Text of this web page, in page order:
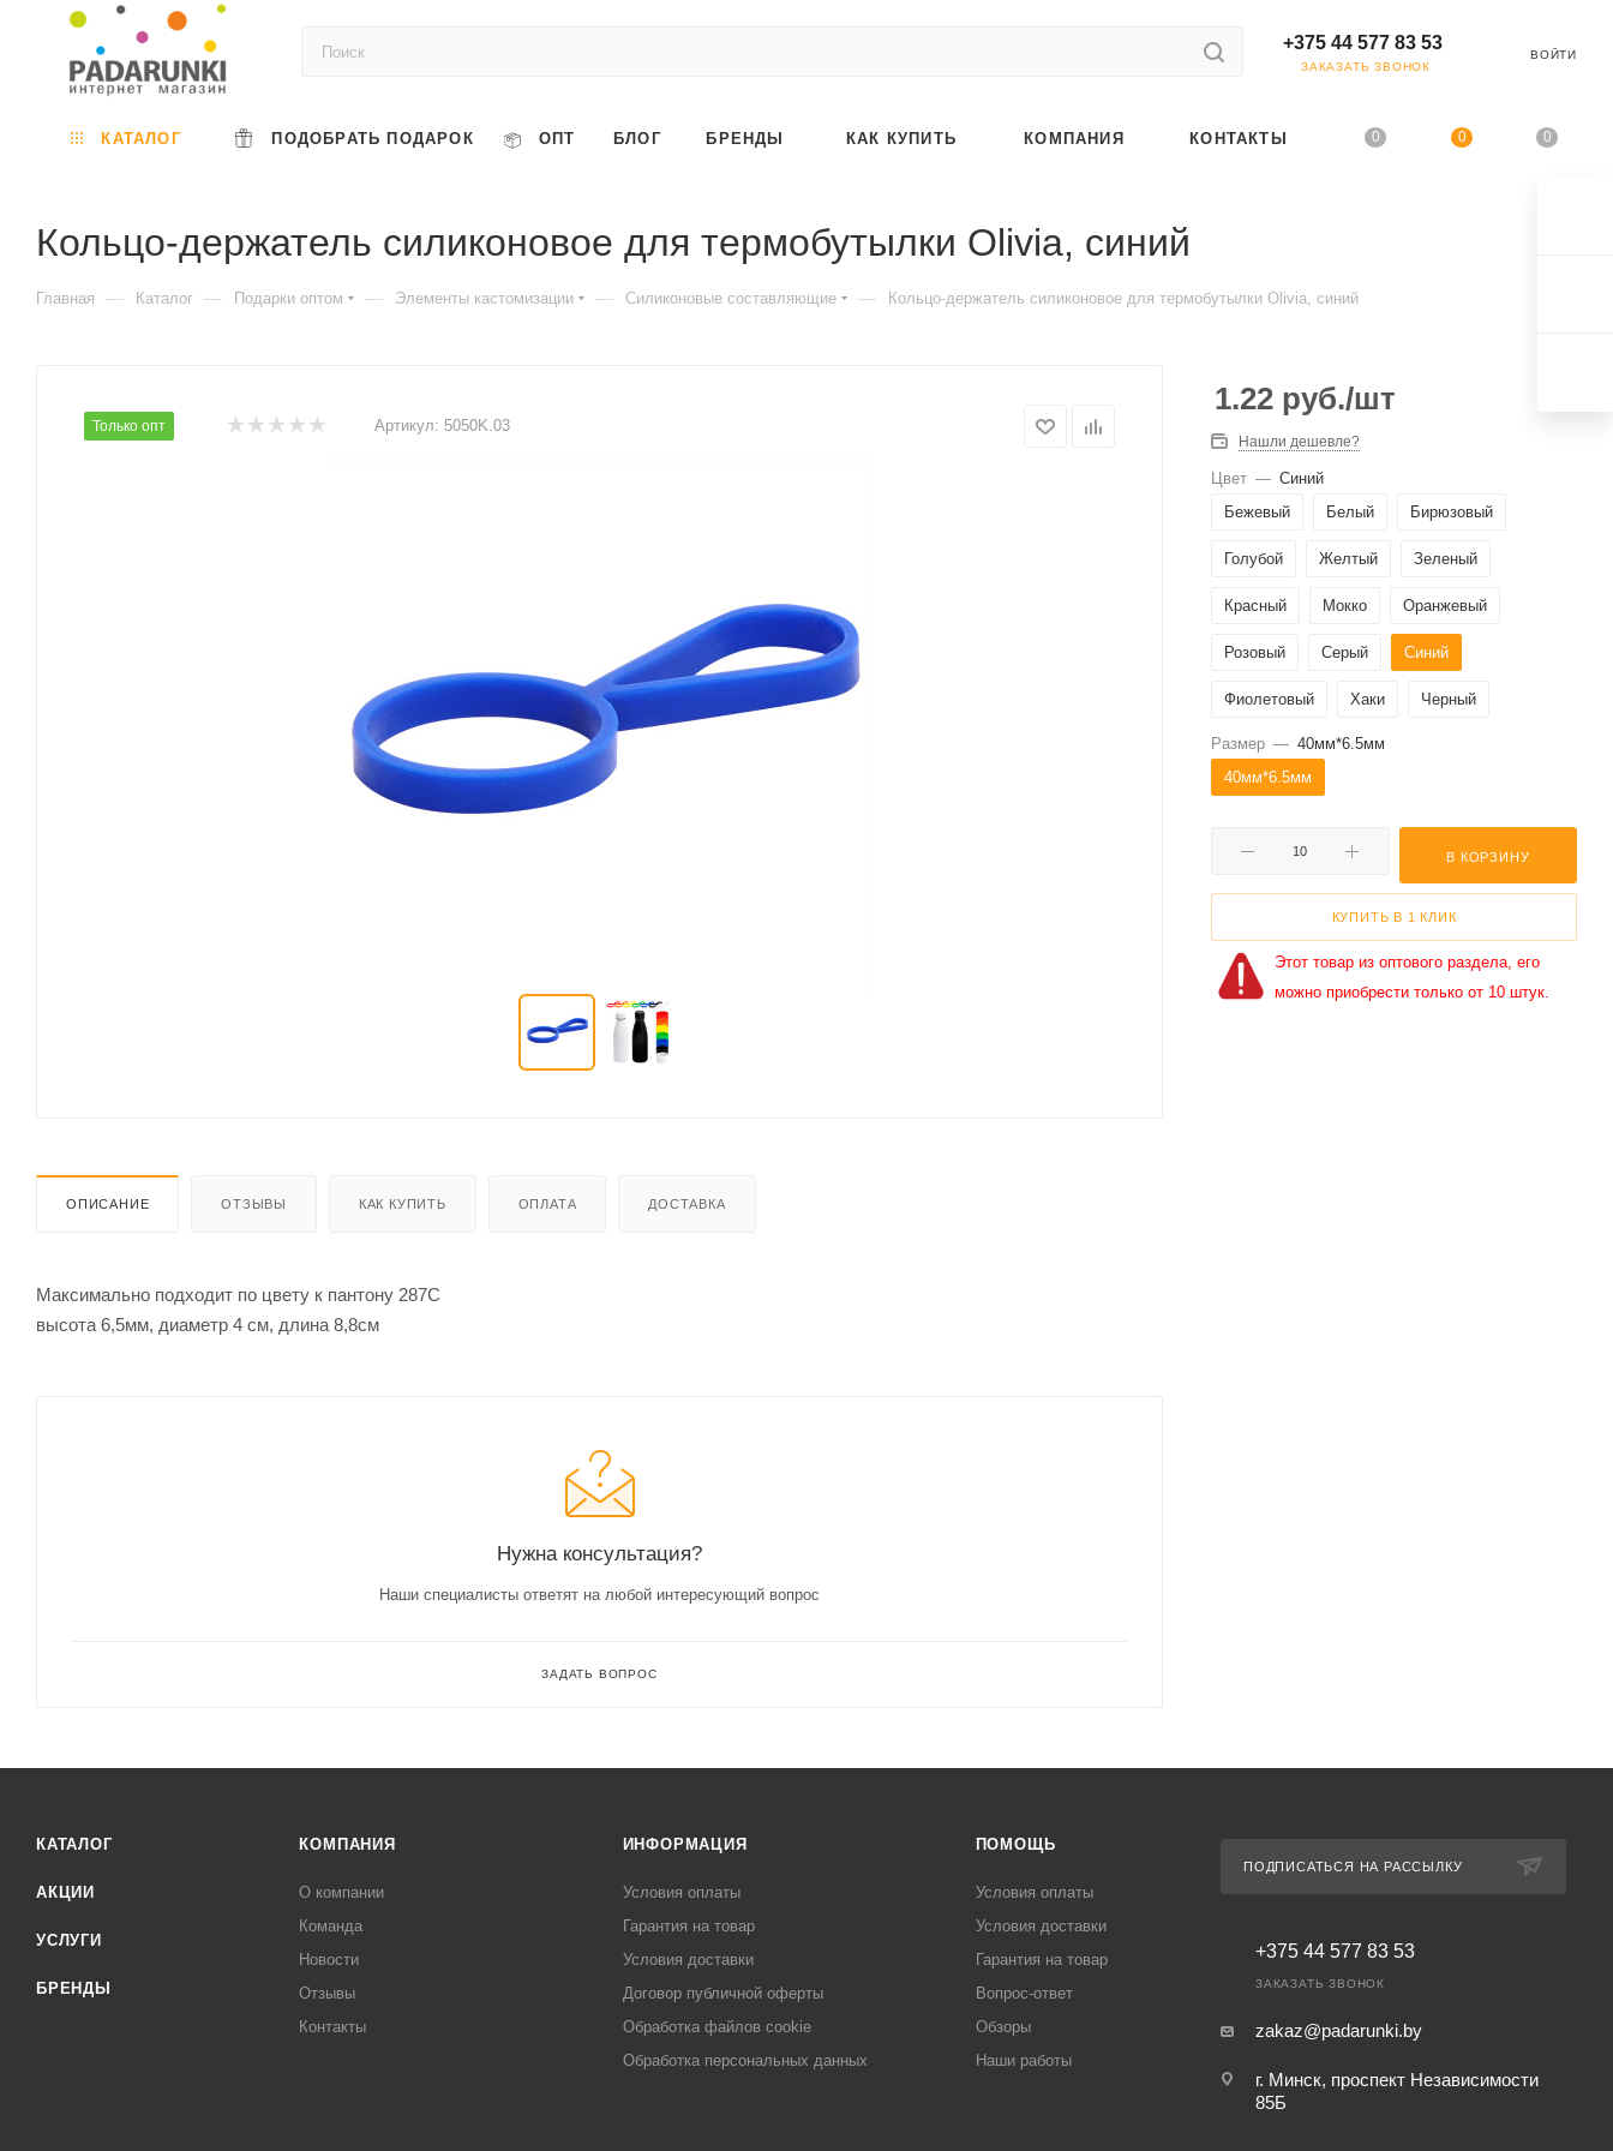
+375 44 577 83 53
ЗАКАЗАТЬ ЗВОНОК
ВОЙТИ
0 0 0
КАТАЛОГ ПОДОБРАТЬ ПОДАРОК ОПТ БЛОГ БРЕНДЫ КАК КУПИТЬ КОМПАНИЯ КОНТАКТЫ
Кольцо-держатель силиконовое для термобутылки Olivia, синий
Главная — Каталог — Подарки оптом — Элементы кастомизации — Силиконовые составляющие — Кольцо-держатель силиконовое для термобутылки Olivia, синий
Только опт Артикул: 5050K.03
ОПИСАНИЕ ОТЗЫВЫ КАК КУПИТЬ ОПЛАТА ДОСТАВКА
Максимально подходит по цвету к пантону 287C
высота 6,5мм, диаметр 4 см, длина 8,8см
Нужна консультация?
Наши специалисты ответят на любой интересующий вопрос
ЗАДАТЬ ВОПРОС
1.22 руб./шт
Нашли дешевле?
Цвет — Синий
Бежевый
Белый Бирюзовый
Голубой Желтый Зеленый
Красный Мокко Оранжевый
Розовый Серый Синий
Фиолетовый Хаки Черный
Размер — 40мм*6.5мм
40мм*6.5мм
В КОРЗИНУ
КУПИТЬ В 1 КЛИК
Этот товар из оптового раздела, его
можно приобрести только от 10 штук.
КАТАЛОГ
АКЦИИ
УСЛУГИ
БРЕНДЫ
КОМПАНИЯ
О компании
Команда
Новости
Отзывы
Контакты
ИНФОРМАЦИЯ
Условия оплаты
Гарантия на товар
Условия доставки
Договор публичной оферты
Обработка файлов cookie
Обработка персональных данных
ПОМОЩЬ
Условия оплаты
Условия доставки
Гарантия на товар
Вопрос-ответ
Обзоры
Наши работы
ПОДПИСАТЬСЯ НА РАССЫЛКУ
+375 44 577 83 53
ЗАКАЗАТЬ ЗВОНОК
zakaz@padarunki.by
г. Минск, проспект Независимости
85Б